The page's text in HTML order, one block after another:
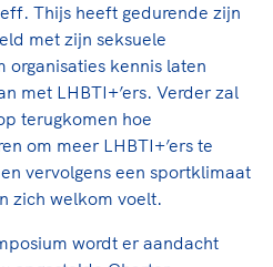
pleintjes, tijdens
samen te skaten of naar
Door samen te juichen
Verhoeven, Diede de
Elftal. Of met trots te
je moeder of de
veilige
biedt een leer- en
de volgende functies
experts, coaches,
Thijs heeft gedurende zijn
met zijn seksuele
organisaties kennis laten
met LHBTI+’ers. Verder zal
terugkomen hoe
om meer LHBTI+’ers te
vervolgens een sportklimaat
zich welkom voelt.
wordt er aandacht